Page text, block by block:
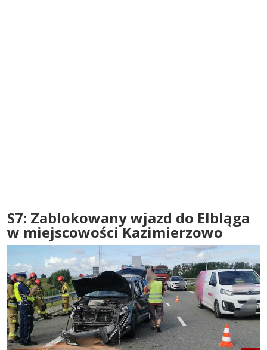
S7: Zablokowany wjazd do Elbląga
w miejscowości Kazimierzowo